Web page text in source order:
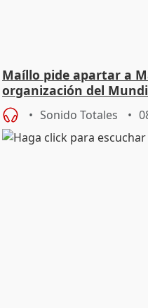
Maíllo pide apartar a
organización del
Sonido Totales